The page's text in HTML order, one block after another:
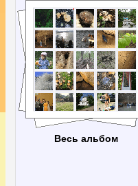
Весь альбом